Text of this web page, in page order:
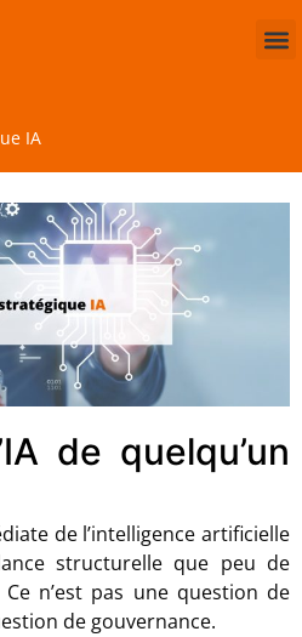
IA
de quelqu’un
de l’intelligence artificielle
structurelle que peu de
n’est pas une question de
de gouvernance.